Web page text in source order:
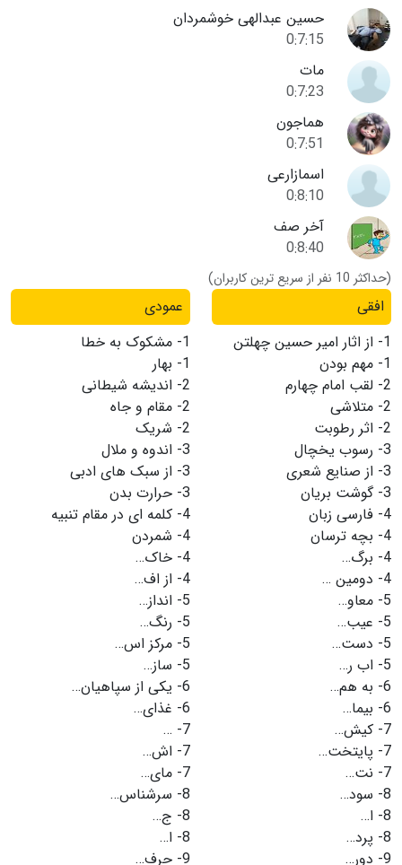
حسین عبدالهی خوشمردان
0:7:15
مات
0:7:23
هماجون
0:7:51
اسمازارعی
0:8:10
آخر صف
0:8:40
(حداکثر 10 نفر از سریع ترین کاربران)
افقی
1- از اثار امیر حسین چهلتن
1- مهم بودن
2- لقب امام چهارم
2- متلاشی
2- اثر رطوبت
3- رسوب یخچال
3- از صنایع شعری
3- گوشت بریان
4- فارسی زبان
4- بچه ترسان
4- برگ…
4- دومین …
5- معاو…
5- عیب…
5- دست…
5- اب ر…
6- به هم…
6- بیما…
7- کیش…
7- پایتخت…
7- نت…
8- سود…
8- ا…
8- پرد…
9- دور…
عمودی
1- مشکوک به خطا
1- بهار
2- اندیشه شیطانی
2- مقام و جاه
2- شریک
3- اندوه و ملال
3- از سبک های ادبی
3- حرارت بدن
4- کلمه ای در مقام تنبیه
4- شمردن
4- خاک…
4- از اف…
5- انداز…
5- رنگ…
5- مرکز اس…
5- ساز…
6- یکی از سپاهیان…
6- غذای…
7-
…
7- اش…
7- مای…
8- سرشناس…
8- ج…
8- ا…
9- حرف…